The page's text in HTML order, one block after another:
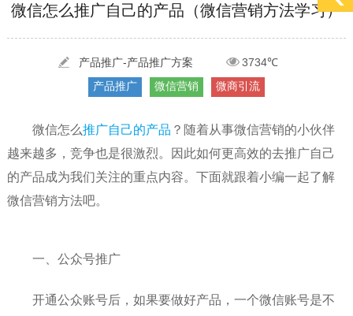
[2022-05-29] 实体门店如何做网络推广吸引客户，实体店网络营销技巧... 更多 >
疫情当下公司企业品牌网络营销策划推广怎么做，国内知...
微信怎么推广自己的产品（微信营销方法学习）
产品推广-产品推广方案
3734℃
产品推广
微信营销 微商引流
微信怎么推广自己的产品 ？随着从事微信营销的小伙伴
越来越多，竞争也是很激烈。因此如何更高效的去推广自己
的产品成为我们关注的重点内容。下面就跟着小编一起了解
微信营销方法吧。
一、公众号推广
开通公众账号后，如果要做好产品，一个微信账号是不